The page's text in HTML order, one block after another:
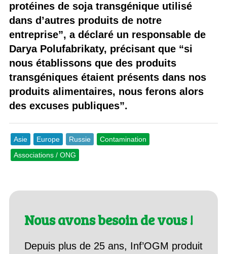
protéines de soja transgénique utilisé
dans d’autres produits de notre
entreprise”, a déclaré un responsable de
Darya Polufabrikaty, précisant que “si
nous établissons que des produits
transgéniques étaient présents dans nos
produits alimentaires, nous ferons alors
des excuses publiques”.
Asie Europe Russie
Contamination
Associations / ONG
Nous avons besoin de vous !
Depuis plus de 25 ans, Inf’OGM produit